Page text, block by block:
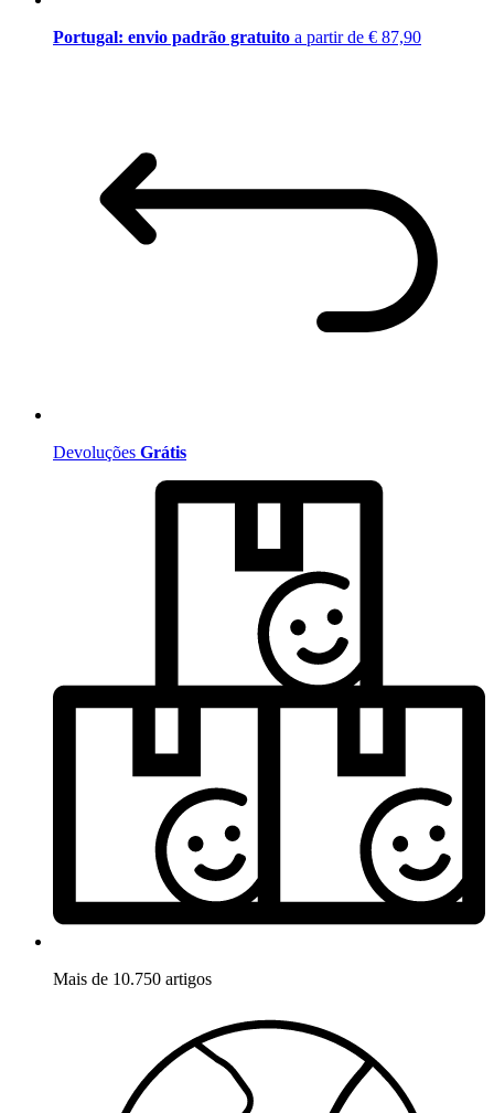
Portugal: envio padrão gratuito a partir de € 87,90
Devoluções Grátis
Mais de 10.750 artigos